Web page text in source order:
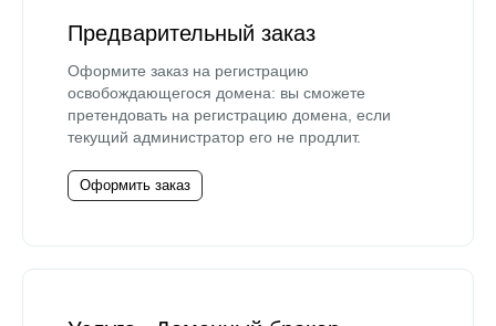
Предварительный заказ
Оформите заказ на регистрацию
освобождающегося домена: вы сможете
претендовать на регистрацию домена, если
текущий администратор его не продлит.
Оформить заказ